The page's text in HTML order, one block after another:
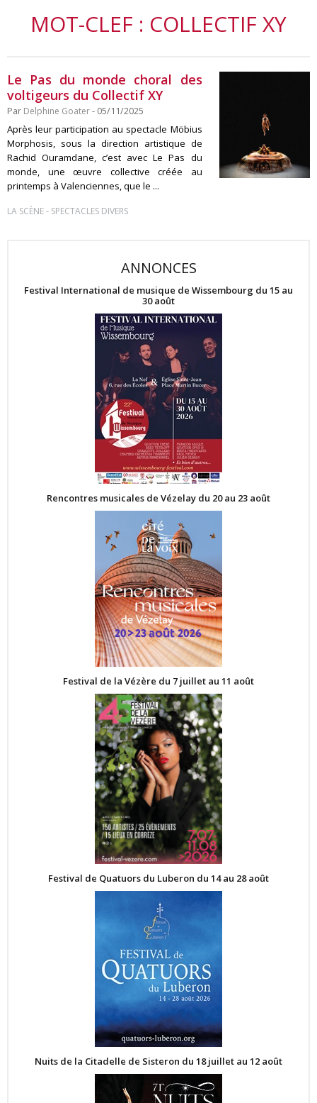
MOT-CLEF : COLLECTIF XY
Le Pas du monde choral des
voltigeurs du Collectif XY
Par Delphine Goater- 05/11/2025
Après leur participation au spectacle Möbius
Morphosis, sous la direction artistique de
Rachid Ouramdane, c’est avec Le Pas du
monde, une œuvre collective créée au
printemps à Valenciennes, que le ...
LA SCÈNE- SPECTACLES DIVERS
ANNONCES
Festival International de musique de Wissembourg du 15 au
30 août
Rencontres musicales de Vézelay du 20 au 23 août
Festival de la Vézère du 7 juillet au 11 août
Festival de Quatuors du Luberon du 14 au 28 août
Nuits de la Citadelle de Sisteron du 18 juillet au 12 août